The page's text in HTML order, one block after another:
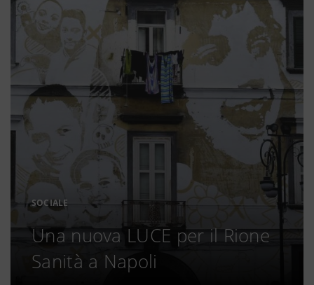
SOCIALE
Una nuova LUCE per il Rione
Sanità a Napoli